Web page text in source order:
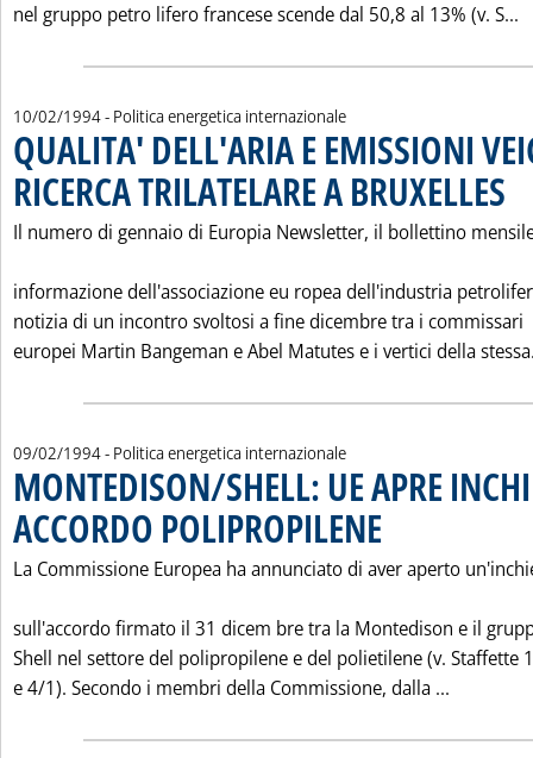
nel gruppo petro lifero francese scende dal 50,8 al 13% (v. S...
10/02/1994- Politica energetica internazionale
QUALITA' DELL'ARIA E EMISSIONI
RICERCA TRILATELARE A BRUXELLES
Il numero di gennaio di Europia Newsletter, il bollettino
informazione dell'associazione eu ropea dell'industria
notizia di un incontro svoltosi a fine dicembre tra i commissari
europei Martin Bangeman e Abel Matutes e i vertici della
09/02/1994- Politica energetica internazionale
MONTEDISON/SHELL: UE APRE
ACCORDO POLIPROPILENE
La Commissione Europea ha annunciato di aver aperto
sull'accordo firmato il 31 dicem bre tra la Montedison e il
Shell nel settore del polipropilene e del polietilene (v. Staffette 1
e 4/1). Secondo i membri della Commissione, dalla ...